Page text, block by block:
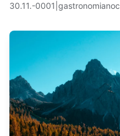
30.11.-0001 gastronomia